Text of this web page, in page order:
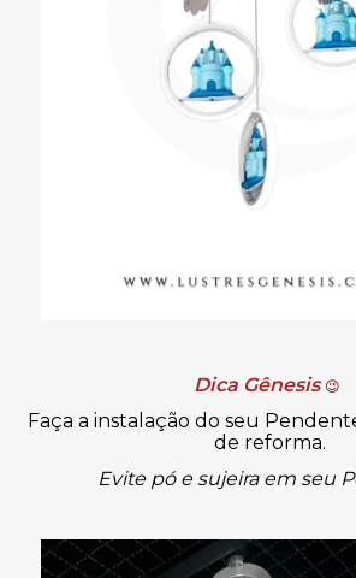
Dica Gênesis 😉
Faça a instalação do seu
de reforma.
Evite pó e sujeira em seu